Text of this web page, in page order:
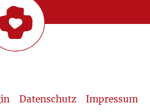
Datenschutz Impressum